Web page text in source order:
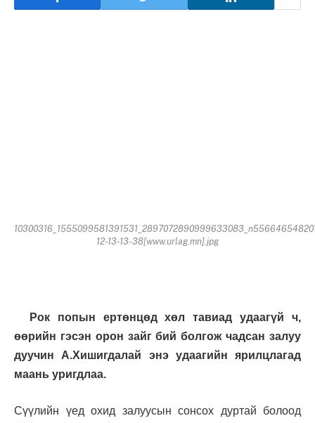
12-13-13-38[www.urlag.mn].jpg
Рок попын ертөнцөд хөл тавиад удаагүй ч,
өөрийн гэсэн орон зайг бий болгож чадсан залуу
дуучин А.Хишигдалай энэ удаагийн ярилцлагад
маань уригдлаа.
Сүүлийн үед охид залуусын сонсох дуртай болоод